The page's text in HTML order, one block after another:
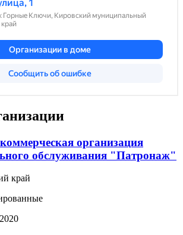
организация
обслуживания "Патронаж"
край